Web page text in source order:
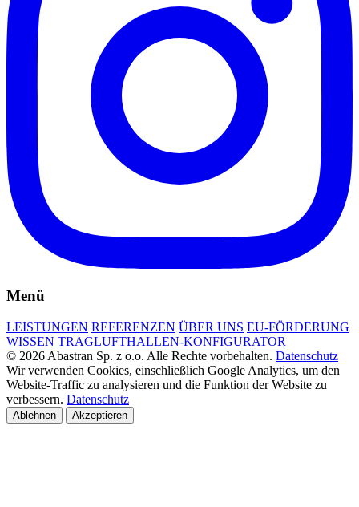
Menü
LEISTUNGEN REFERENZEN ÜBER UNS EU-FÖRDERUNG
WISSEN TRAGLUFTHALLEN-KONFIGURATOR
© 2026 Abastran Sp. z o.o. Alle Rechte vorbehalten. Datenschutz
Wir verwenden Cookies, einschließlich Google Analytics, um den
Website-Traffic zu analysieren und die Funktion der Website zu
verbessern. Datenschutz
Ablehnen Akzeptieren